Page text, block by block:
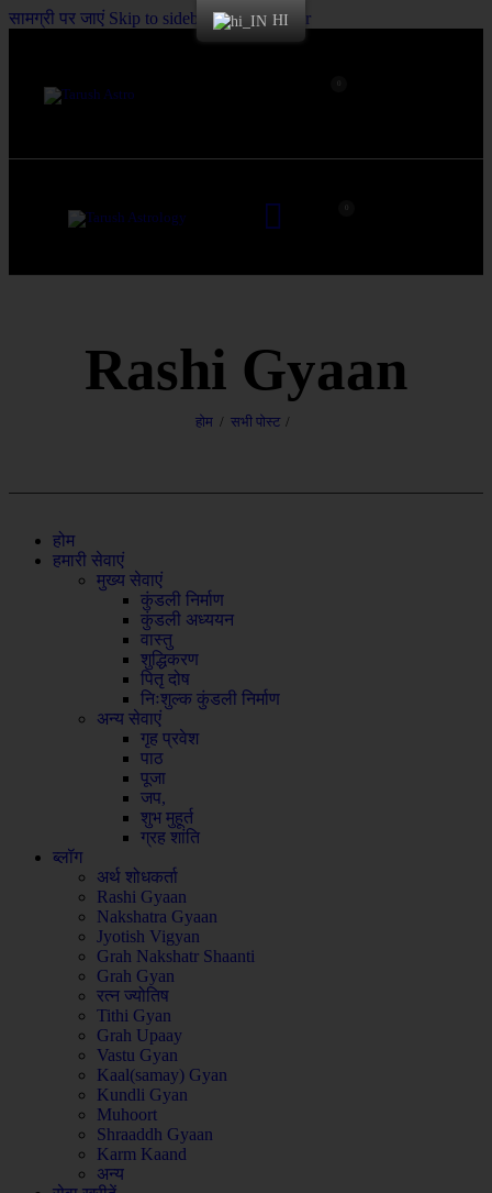
सामग्री पर जाएं Skip to sidebar Skip to footer
0
Rashi Gyaan
होम सभी पोस्ट
होम
हमारी सेवाएं
मुख्य सेवाएं
कुंडली निर्माण
कुंडली अध्ययन
वास्तु
शुद्धिकरण
पितृ दोष
निःशुल्क कुंडली निर्माण
अन्य सेवाएं
गृह प्रवेश
पाठ
पूजा
जप,
शुभ मुहूर्त
ग्रह शांति
ब्लॉग
अर्थ शोधकर्ता
Rashi Gyaan
Nakshatra Gyaan
Jyotish Vigyan
Grah Nakshatr Shaanti
Grah Gyan
रत्न ज्योतिष
Tithi Gyan
Grah Upaay
Vastu Gyan
Kaal(samay) Gyan
Kundli Gyan
Muhoort
Shraaddh Gyaan
Karm Kaand
अन्य
HI